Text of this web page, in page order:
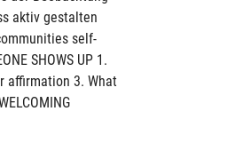
aktiv gestalten
self-
SHOWS UP 1.
affirmation 3. What